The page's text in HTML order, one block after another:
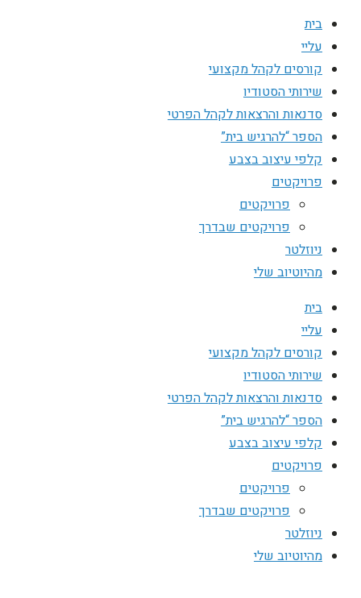
בית
עליי
קורסים לקהל מקצועי
שירותי הסטודיו
סדנאות והרצאות לקהל הפרטי
הספר “להרגיש בית”
קלפי עיצוב בצבע
פרויקטים
פרויקטים
פרויקטים שבדרך
ניוזלטר
מהיוטיוב שלי
בית
עליי
קורסים לקהל מקצועי
שירותי הסטודיו
סדנאות והרצאות לקהל הפרטי
הספר “להרגיש בית”
קלפי עיצוב בצבע
פרויקטים
פרויקטים
פרויקטים שבדרך
ניוזלטר
מהיוטיוב שלי